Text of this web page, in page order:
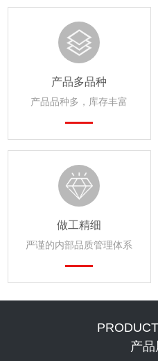
产品多品种
产品品种多，库存丰富
做工精细
严谨的内部品质管理体系
产